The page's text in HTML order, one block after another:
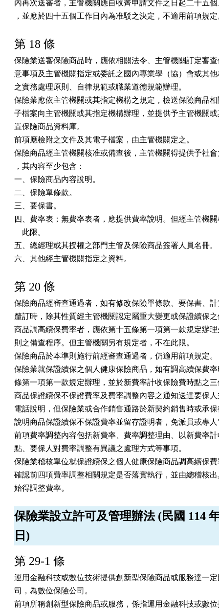
內再次送審者，主管機關應自收齊申請文件之日起二十五
，並應於四十五個工作日內為准駁之決定，不適用前項規
第 18 條
保險業送審保險商品時，應依相關法令、主管機關訂定審
意事項及主管機關指定或委託之國內專業學（協）會或其
之實務處理原則、自律規範或職業道德規範辦理。
保險業應依主管機關或其指定機構之規定，檢送保險商品
子檔案向主管機關或其指定機構辦理，並提供予主管機關
置保險商品資料庫。
前項應檢附之文件及其電子檔案，由主管機關定之。
保險商品經主管機關核准或備查後，主管機關得提供予社
，其內容至少包含：
一、保險商品內容說明。
二、保險單條款。
三、要保書。
四、費率表；無費率表者，應提供費率說明。但經主管機
    此限。
五、總經理或其授權之部門主管及保險商品簽署人員名冊。
六、其他經主管機關指定之資料。
第 20 條
保險商品經審查通過者，如有修改保險單條款、要保書、
釐訂時，除其性質經主管機關認定屬重大變更或保證續保
商品調高續保費率者，應依第十五條第一項第一款規定辦
則之備查程序。但主管機關另有規定者，不在此限。
保險商品於本準則施行前經審查通過者，仍適用前項規定。
保險業就保證續保之個人健康保險商品，如有調高續保費
條第一項第一款規定辦理，並於新費率計收保險費時點之
商品保證續保不保證費率及費率調整內容之通知送達要保
電話說明，但保險業或合作銷售通路於新契約銷售時或承
說明商品保證續保不保證費率並留存證明者，免派員或專
前項費率調整內容包括新費率、費率調整理由、以新費率
點、要保人對費率調整有異議之處理方式等事項。
保險業稽核單位就保證續保之個人健康保險商品調高續保
確認前四項費率調整相關規定是否落實執行，並由總稽核
始得調整費率。
保險業設立許可及管理辦法 (民國 114
日)
第 29-1 條
運用金融科技或數位技術提供創新型保險商品或服務達一
司，為數位保險公司。
前項所稱創新型保險商品或服務，係指運用金融科技或數